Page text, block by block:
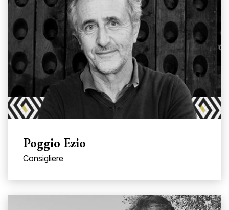
Poggio Ezio
Consigliere